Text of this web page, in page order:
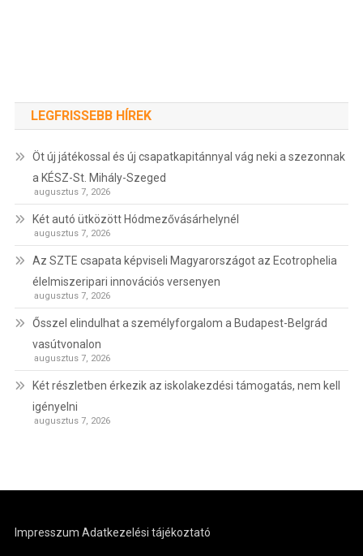
LEGFRISSEBB HÍREK
Öt új játékossal és új csapatkapitánnyal vág neki a szezonnak
a KÉSZ-St. Mihály-Szeged
augusztus 7, 2026
Két autó ütközött Hódmezővásárhelynél
augusztus 7, 2026
Az SZTE csapata képviseli Magyarországot az Ecotrophelia
élelmiszeripari innovációs versenyen
augusztus 7, 2026
Ősszel elindulhat a személyforgalom a Budapest-Belgrád
vasútvonalon
augusztus 7, 2026
Két részletben érkezik az iskolakezdési támogatás, nem kell
igényelni
augusztus 7, 2026
Impresszum Adatkezelési tájékoztató